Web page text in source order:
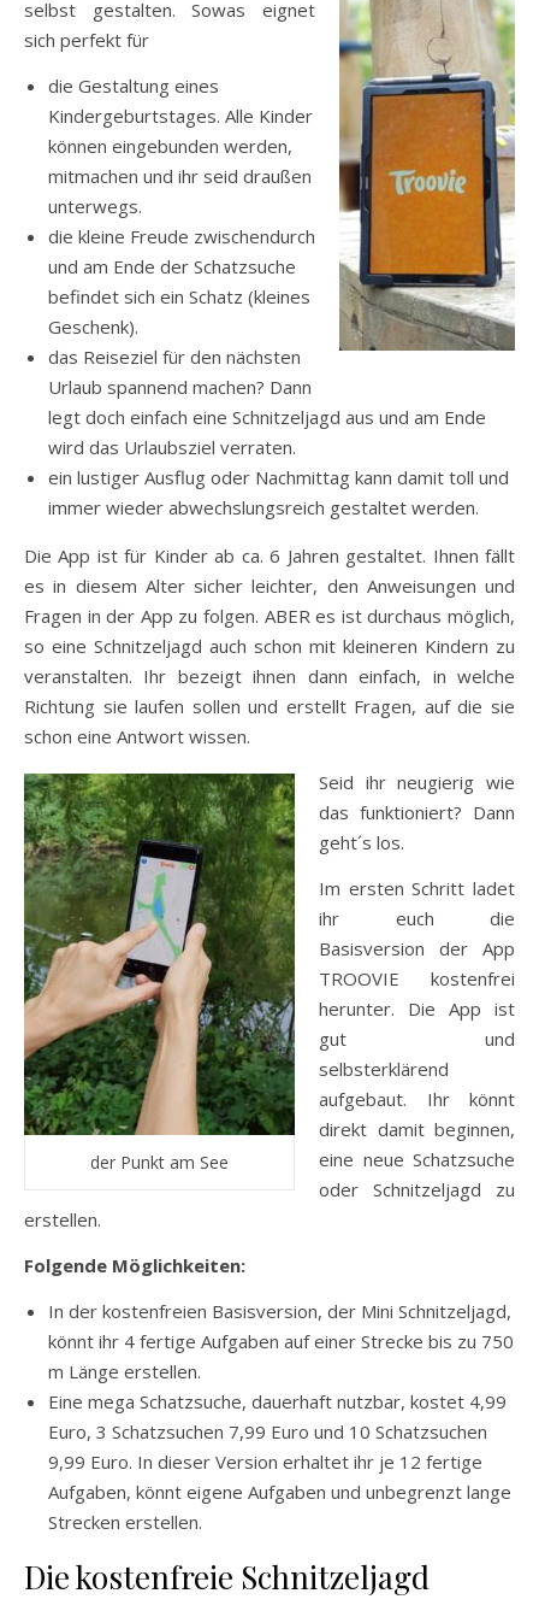
selbst gestalten. Sowas eignet
sich perfekt für
die Gestaltung eines
Kindergeburtstages. Alle Kinder
können eingebunden werden,
mitmachen und ihr seid draußen
unterwegs.
die kleine Freude zwischendurch
und am Ende der Schatzsuche
befindet sich ein Schatz (kleines
Geschenk).
das Reiseziel für den nächsten
Urlaub spannend machen? Dann
legt doch einfach eine Schnitzeljagd aus und am Ende
wird das Urlaubsziel verraten.
ein lustiger Ausflug oder Nachmittag kann damit toll und
immer wieder abwechslungsreich gestaltet werden.
Die App ist für Kinder ab ca. 6 Jahren gestaltet. Ihnen fällt
es in diesem Alter sicher leichter, den Anweisungen und
Fragen in der App zu folgen. ABER es ist durchaus möglich,
so eine Schnitzeljagd auch schon mit kleineren Kindern zu
veranstalten. Ihr bezeigt ihnen dann einfach, in welche
Richtung sie laufen sollen und erstellt Fragen, auf die sie
schon eine Antwort wissen.
der Punkt am See
Seid ihr neugierig wie
das funktioniert? Dann
geht´s los.
Im ersten Schritt ladet
ihr euch die
Basisversion der App
TROOVIE kostenfrei
herunter. Die App ist
gut und
selbsterklärend
aufgebaut. Ihr könnt
direkt damit beginnen,
eine neue Schatzsuche
oder Schnitzeljagd zu
erstellen.
Folgende Möglichkeiten:
In der kostenfreien Basisversion, der Mini Schnitzeljagd,
könnt ihr 4 fertige Aufgaben auf einer Strecke bis zu 750
m Länge erstellen.
Eine mega Schatzsuche, dauerhaft nutzbar, kostet 4,99
Euro, 3 Schatzsuchen 7,99 Euro und 10 Schatzsuchen
9,99 Euro. In dieser Version erhaltet ihr je 12 fertige
Aufgaben, könnt eigene Aufgaben und unbegrenzt lange
Strecken erstellen.
Die kostenfreie Schnitzeljagd